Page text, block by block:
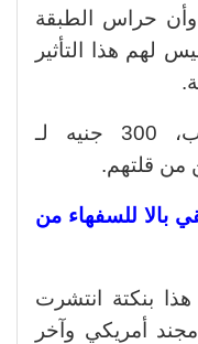
حراس الطبقة
لهم هذا التأثير
ألف حمد وشكر لك يا رب، 300 جنيه لـ
من قلتهم.
بالا للسفهاء من
بنكتة انتشرت
أمريكي وآخر